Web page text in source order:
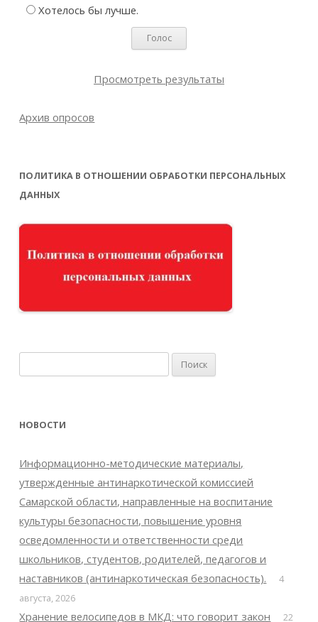
Хотелось бы лучше.
Просмотреть результаты
Архив опросов
ПОЛИТИКА В ОТНОШЕНИИ ОБРАБОТКИ ПЕРСОНАЛЬНЫХ
ДАННЫХ
НОВОСТИ
Информационно-методические материалы,
утвержденные антинаркотической комиссией
Самарской области, направленные на воспитание
культуры безопасности, повышение уровня
осведомленности и ответственности среди
школьников, студентов, родителей, педагогов и
наставников (антинаркотическая безопасность).
4
августа, 2026
Хранение велосипедов в МКД: что говорит закон 22